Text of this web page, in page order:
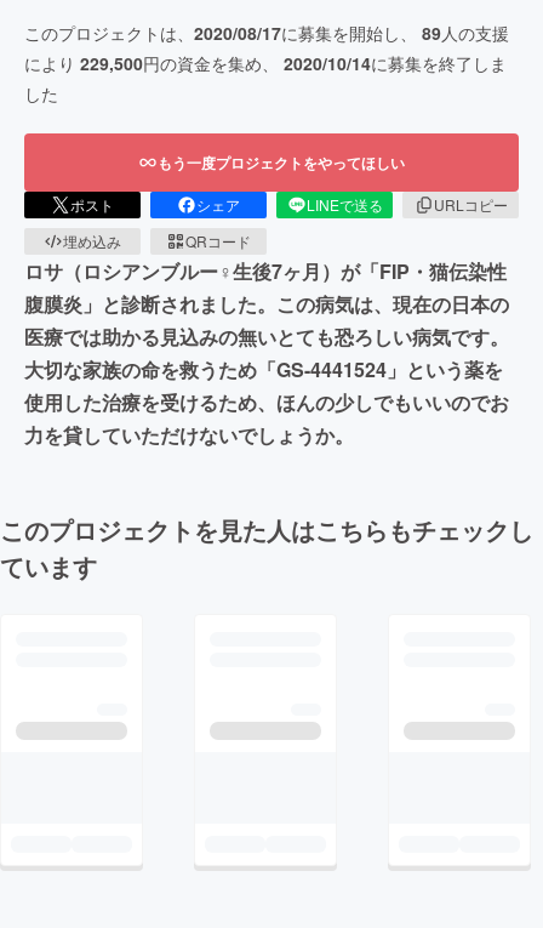
このプロジェクトは、 2020/08/17に募集を開始し、 89人の支援
により 229,500円の資金を集め、 2020/10/14に募集を終了しま
した
もう一度プロジェクトをやってほしい
ポスト シェア LINEで送る
URLコピー
埋め込み
QRコード
ロサ（ロシアンブルー♀生後7ヶ月）が「FIP・猫伝染性
腹膜炎」と診断されました。この病気は、現在の日本の
医療では助かる見込みの無いとても恐ろしい病気です。
大切な家族の命を救うため「GS-4441524」という薬を
使用した治療を受けるため、ほんの少しでもいいのでお
力を貸していただけないでしょうか。
このプロジェクトを見た人はこちらもチェックし
ています